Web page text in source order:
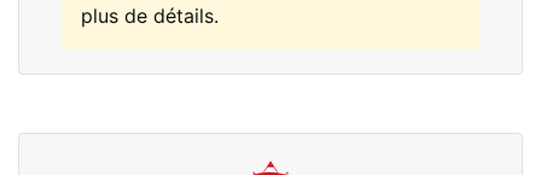
plus de détails.